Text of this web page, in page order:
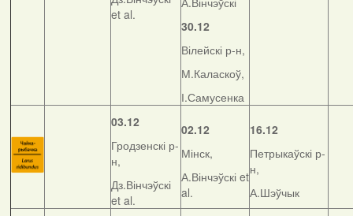
et al.
30.12
Вілейскі р-н,
М.Каласкоў,
І.Самусенка
03.12
Гродзенскі р-
н,
Дз.Вінчэўскі
et al.
02.12
Мінск,
А.Вінчэўскі et
al.
16.12
Петрыкаўскі р-
н,
А.Шэўчык